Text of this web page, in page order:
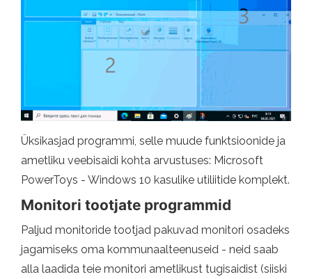
Üksikasjad programmi, selle muude funktsioonide ja
ametliku veebisaidi kohta arvustuses: Microsoft
PowerToys - Windows 10 kasulike utiliitide komplekt.
Monitori tootjate programmid
Paljud monitoride tootjad pakuvad monitori osadeks
jagamiseks oma kommunaalteenuseid - neid saab
alla laadida teie monitori ametlikust tugisaidist (siiski